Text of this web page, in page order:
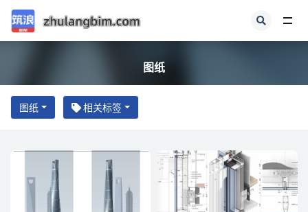
图纸
图纸 相关标签